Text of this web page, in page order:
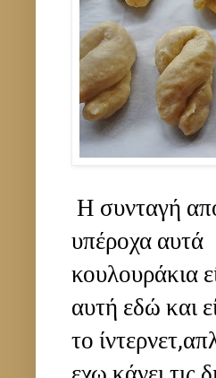
Η συνταγή
υπέροχα αυτά
κουλουράκια
αυτή εδώ και
το